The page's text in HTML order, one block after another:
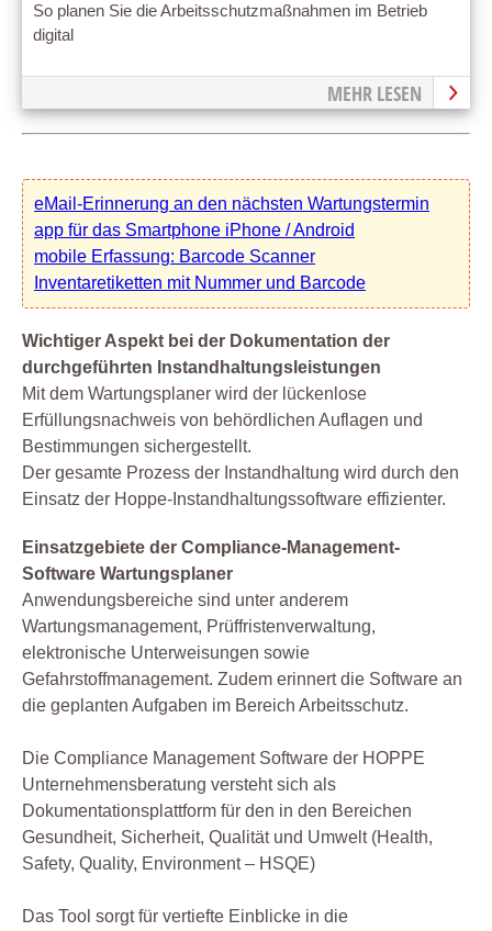
So planen Sie die Arbeitsschutzmaßnahmen im Betrieb
digital
MEHR LESEN
eMail-Erinnerung an den nächsten Wartungstermin
app für das Smartphone iPhone / Android
mobile Erfassung: Barcode Scanner
Inventaretiketten mit Nummer und Barcode
Wichtiger Aspekt bei der Dokumentation der
durchgeführten Instandhaltungsleistungen
Mit dem Wartungsplaner wird der lückenlose
Erfüllungsnachweis von behördlichen Auflagen und
Bestimmungen sichergestellt.
Der gesamte Prozess der Instandhaltung wird durch den
Einsatz der Hoppe-Instandhaltungssoftware effizienter.
Einsatzgebiete der Compliance-Management-
Software Wartungsplaner
Anwendungsbereiche sind unter anderem
Wartungsmanagement, Prüffristenverwaltung,
elektronische Unterweisungen sowie
Gefahrstoffmanagement. Zudem erinnert die Software an
die geplanten Aufgaben im Bereich Arbeitsschutz.
Die Compliance Management Software der HOPPE
Unternehmensberatung versteht sich als
Dokumentationsplattform für den in den Bereichen
Gesundheit, Sicherheit, Qualität und Umwelt (Health,
Safety, Quality, Environment – HSQE)
Das Tool sorgt für vertiefte Einblicke in die